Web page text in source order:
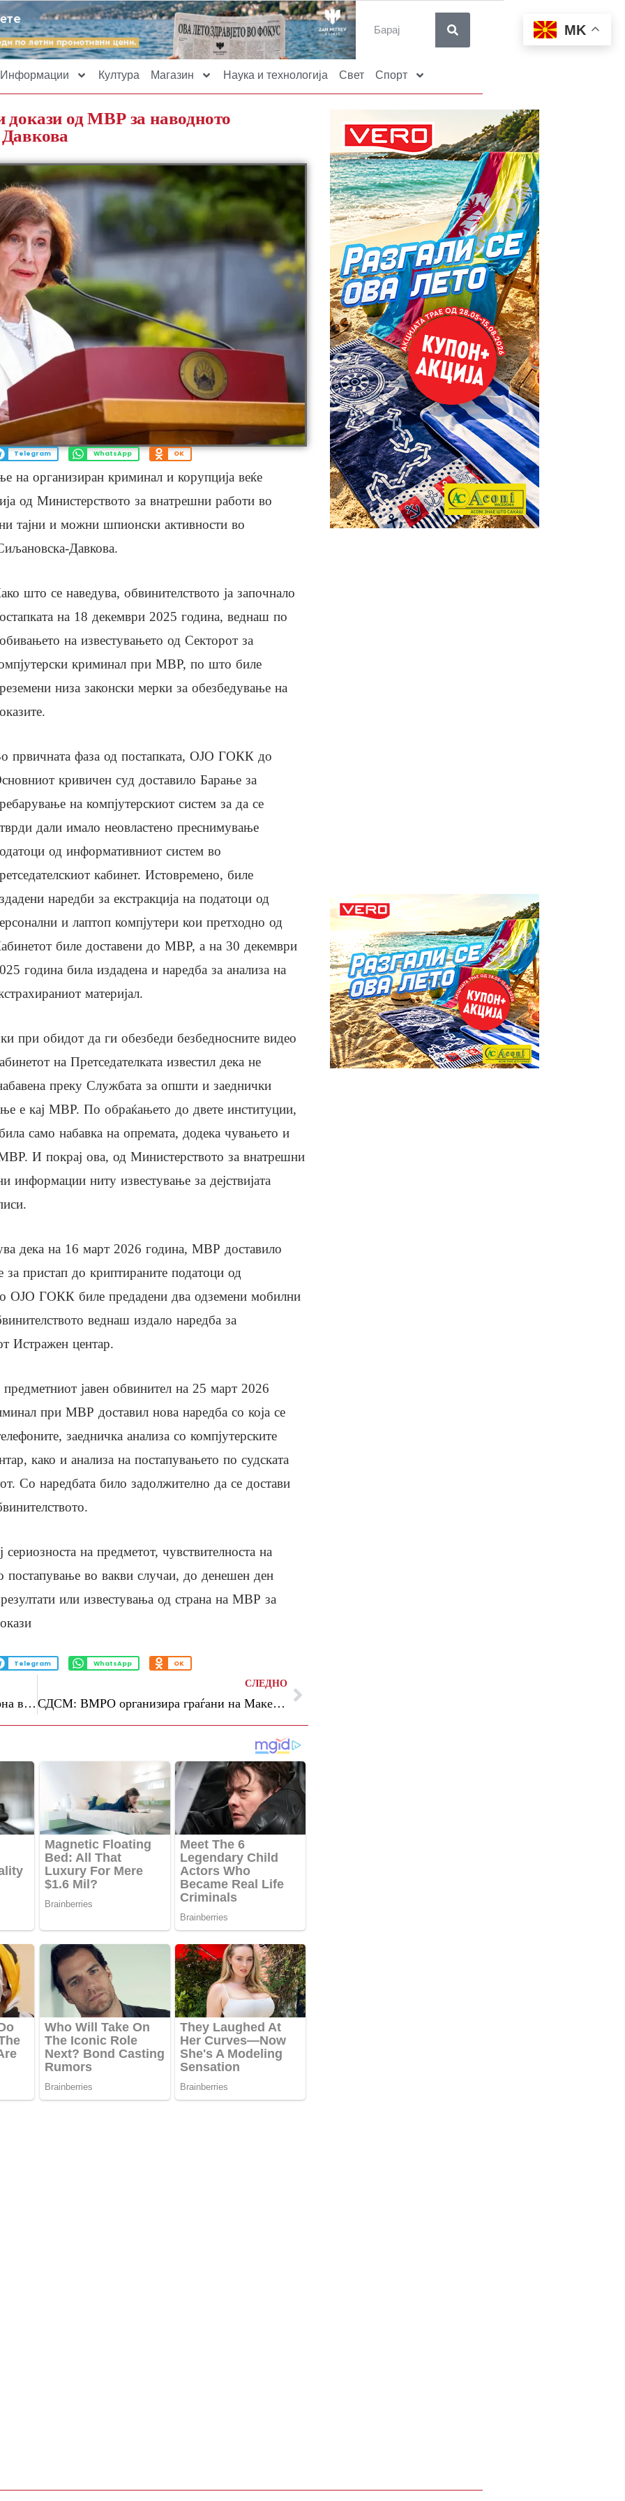
Информации Култура Магазин Наука и технологија Свет Спорт
докази од МВР за наводното
Telegram WhatsApp OK
на организиран криминал и корупција веќе
од Министерството за внатрешни работи во
тајни и можни шпионски активности во
Давкова.
што се наведува, обвинителството ја започнало
на 18 декември 2025 година, веднаш по
на известувањето од Секторот за
криминал при МВР, по што биле
низа законски мерки за обезбедување на
првичната фаза од постапката, ОЈО ГОКК до
кривичен суд доставило Барање за
на компјутерскиот систем за да се
дали имало неовластено преснимување
од информативниот систем во
кабинет. Истовремено, биле
наредби за екстракција на податоци од
и лаптоп компјутери кои претходно од
биле доставени до МВР, а на 30 декември
година била издадена и наредба за анализа на
материјал.
при обидот да ги обезбеди безбедносните видео
на Претседателката известил дека не
преку Службата за општи и заеднички
е кај МВР. По обраќањето до двете институции,
само набавка на опремата, додека чувањето и
И покрај ова, од Министерството за внатрешни
информации ниту известување за дејствијата
дека на 16 март 2026 година, МВР доставило
за пристап до криптираните податоци од
ОЈО ГОКК биле предадени два одземени мобилни
веднаш издало наредба за
Истражен центар.
јавен обвинител на 25 март 2026
при МВР доставил нова наредба со која се
заедничка анализа со компјутерските
како и анализа на постапувањето по судската
Со наредбата било задолжително да се достави
на предметот, чувствителноста на
постапување во вакви случаи, до денешен ден
или известувања од страна на МВР за
Telegram WhatsApp OK
(Видео) Кремљ започна голема нуклеарна вежба, вклучени и белоруските сили
СЛЕДНО
СДСМ: ВМРО организира граѓани на Македонија за митинг за поддршка на Вучиќ
MK